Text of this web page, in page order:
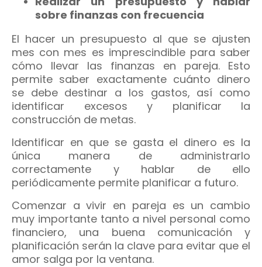
sobre finanzas con frecuencia
El hacer un presupuesto al que se ajusten
mes con mes es imprescindible para saber
cómo llevar las finanzas en pareja. Esto
permite saber exactamente cuánto dinero
se debe destinar a los gastos, así como
identificar excesos y planificar la
construcción de metas.
Identificar en que se gasta el dinero es la
única manera de administrarlo
correctamente y hablar de ello
periódicamente permite planificar a futuro.
Comenzar a vivir en pareja es un cambio
muy importante tanto a nivel personal como
financiero, una buena comunicación y
planificación serán la clave para evitar que el
amor salga por la ventana.